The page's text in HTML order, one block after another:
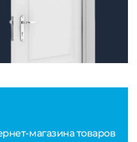
магазина товаров